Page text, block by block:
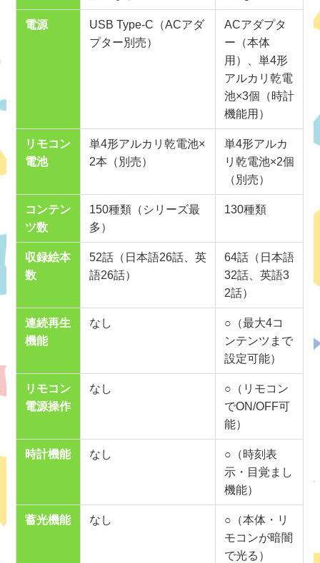
電源
USB Type-C（ACアダ
プター別売）
ACアダプタ
ー（本体
用）、単4形
アルカリ乾電
池×3個（時計
機能用）
リモコン
電池
単4形アルカリ乾電池×
2本（別売）
単4形アルカ
リ乾電池×2個
（別売）
コンテン
ツ数
150種類（シリーズ最
多）
130種類
収録絵本
数
52話（日本語26話、英
語26話）
64話（日本語
32話、英語3
2話）
連続再生
機能
なし
○（最大4コ
ンテンツまで
設定可能）
リモコン
電源操作
なし
○（リモコン
でON/OFF可
能）
時計機能 なし
○（時刻表
示・目覚まし
機能）
蓄光機能 なし
○（本体・リ
モコンが暗闇
で光る）